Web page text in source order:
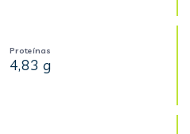
Proteínas
4,83 g